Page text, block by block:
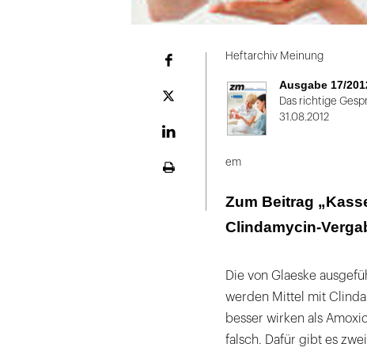
Plattform
Heftarchiv Meinung
Ausgabe 17/
Das richtige
31.08.2012
em
Zum Beitrag
Clindamycin-
Die von Glaeske
werden Mittel mit
besser wirken als
falsch. Dafür gibt es